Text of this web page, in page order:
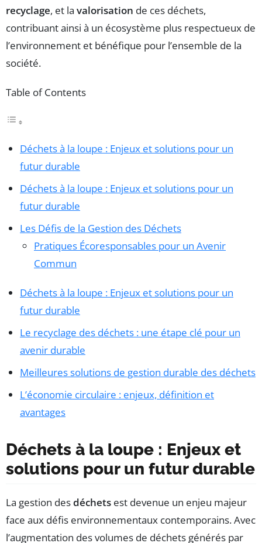
recyclage, et la valorisation de ces déchets,
contribuant ainsi à un écosystème plus respectueux de
l’environnement et bénéfique pour l’ensemble de la
société.
Table of Contents
Déchets à la loupe : Enjeux et solutions pour un
futur durable
Déchets à la loupe : Enjeux et solutions pour un
futur durable
Les Défis de la Gestion des Déchets
Pratiques Écoresponsables pour un Avenir
Commun
Déchets à la loupe : Enjeux et solutions pour un
futur durable
Le recyclage des déchets : une étape clé pour un
avenir durable
Meilleures solutions de gestion durable des déchets
L’économie circulaire : enjeux, définition et
avantages
Déchets à la loupe : Enjeux et
solutions pour un futur durable
La gestion desdéchets est devenue un enjeu majeur
face aux défis environnementaux contemporains. Avec
l’augmentation des volumes de déchets générés par